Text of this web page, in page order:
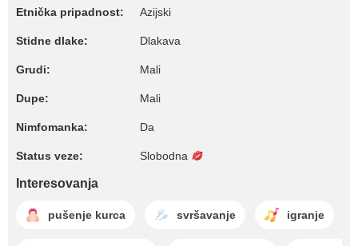
Etnička pripadnost: Azijski
Stidne dlake: Dlakava
Grudi: Mali
Dupe: Mali
Nimfomanka: Da
Status veze: Slobodna
Interesovanja
pušenje kurca svršavanje igranje